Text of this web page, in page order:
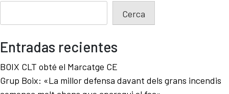
Cerca
Entradas recientes
BOIX CLT obté el Marcatge CE
Grup Boix: «La millor defensa davant dels grans incendis